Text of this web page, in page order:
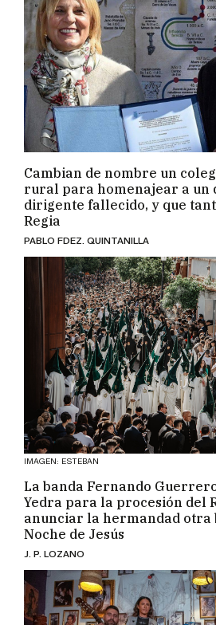
Cambian de nombre un
rural para homenajear a un
dirigente fallecido, y que
Regia
PABLO FDEZ. QUINTANILLA
IMAGEN: ESTEBAN
La banda Fernando
Yedra para la procesión del
anunciar la hermandad otra
Noche de Jesús
J. P. LOZANO